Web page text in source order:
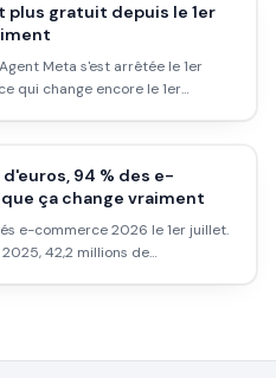
plus gratuit depuis le 1er
Meta s'est arrêtée le 1er
qui change encore le 1er
d'euros, 94 % des e-
ça change vraiment
e-commerce 2026 le 1er juillet.
42,2 millions de